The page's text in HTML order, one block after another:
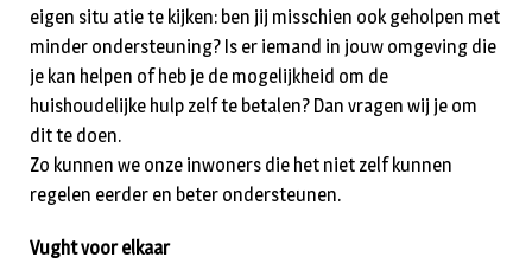
eigen situ atie te kijken: ben jij misschien ook geholpen met
minder ondersteuning? Is er iemand in jouw omgeving die
je kan helpen of heb je de mogelijkheid om de
huishoudelijke hulp zelf te betalen? Dan vragen wij je om
dit te doen.
Zo kunnen we onze inwoners die het niet zelf kunnen
regelen eerder en beter ondersteunen.
Vught voor elkaar